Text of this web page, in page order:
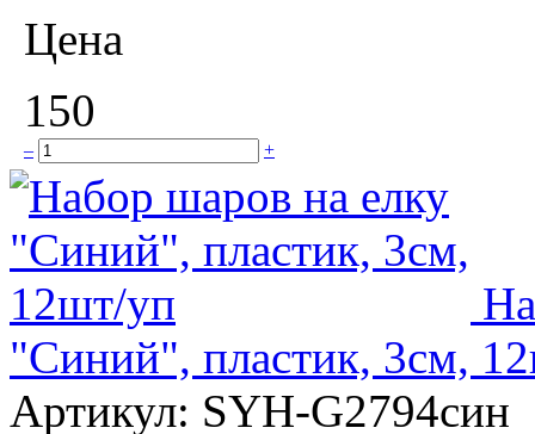
Цена
150
– +
"Синий", пластик, 3см,
Артикул: SYH-G2794син